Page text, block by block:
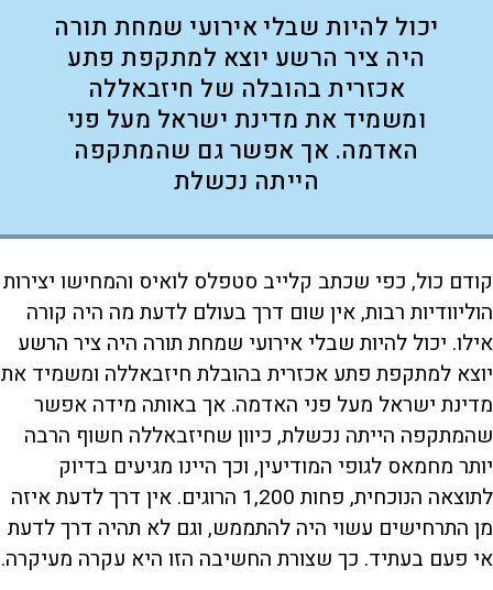
יכול להיות שבלי אירועי שמחת תורה
היה ציר הרשע יוצא למתקפת פתע
אכזרית בהובלה של חיזבאללה
ומשמיד את מדינת ישראל מעל פני
האדמה. אך אפשר גם שהמתקפה
הייתה נכשלת
קודם כול, כפי שכתב קלייב סטפלס לואיס והמחישו יצירות
הוליוודיות רבות, אין שום דרך בעולם לדעת מה היה קורה
אילו. יכול להיות שבלי אירועי שמחת תורה היה ציר הרשע
יוצא למתקפת פתע אכזרית בהובלת חיזבאללה ומשמיד את
מדינת ישראל מעל פני האדמה. אך באותה מידה אפשר
שהמתקפה הייתה נכשלת, כיוון שחיזבאללה חשוף הרבה
יותר מחמאס לגופי המודיעין, וכך היינו מגיעים בדיוק
לתוצאה הנוכחית, פחות 1,200 הרוגים. אין דרך לדעת איזה
מן התרחישים עשוי היה להתממש, וגם לא תהיה דרך לדעת
אי פעם בעתיד. כך שצורת החשיבה הזו היא עקרה מעיקרה.